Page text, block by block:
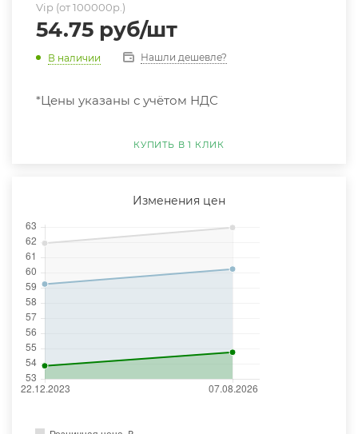
Vip (от 100000р.)
54.75 руб/шт
В наличии Нашли дешевле?
*Цены указаны с учётом НДС
КУПИТЬ В 1 КЛИК
Изменения цен